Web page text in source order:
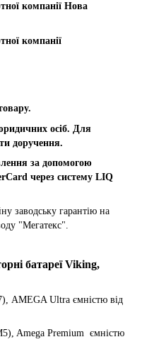
компанії Нова
компанії
осіб. Для
доручення.
за допомогою
через систему LIQ
заводську гарантію на
"Мегатекс".
батареї Viking,
AMEGA Ultra ємністю від
Amega Premium ємністю